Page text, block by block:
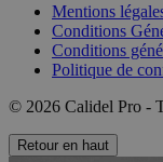
Mentions
Conditions
Conditions
Politique de
© 2026 Calidel Pro -
Retour en haut